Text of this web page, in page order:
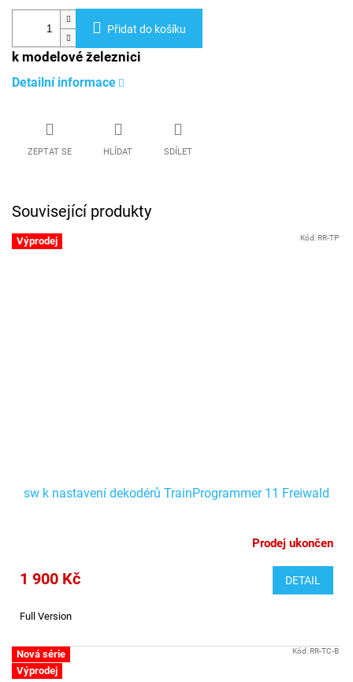
Přidat do košíku
k modelové železnici
Detailní informace
ZEPTAT SE HLÍDAT SDÍLET
Související produkty
Výprodej
sw k nastavení dekodérů TrainProgrammer 11 Freiwald
Prodej ukončen
1 900 Kč DETAIL
Full Version
Kód:RR-TP
Nová série
Výprodej
Kód:RR-TC-B